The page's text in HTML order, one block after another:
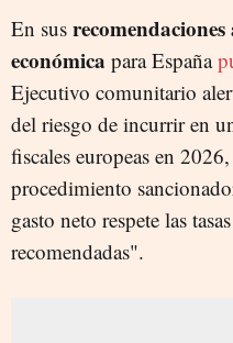
En sus
económica para España
Ejecutivo comunitario
del riesgo de incurrir en
fiscales europeas en
procedimiento
gasto neto respete las
recomendadas".